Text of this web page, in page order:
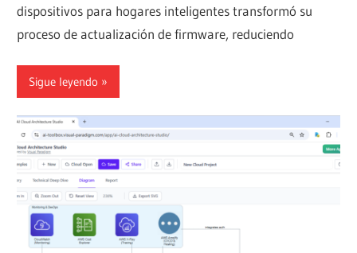
dispositivos para hogares inteligentes transformó su
proceso de actualización de firmware, reduciendo
Sigue leyendo